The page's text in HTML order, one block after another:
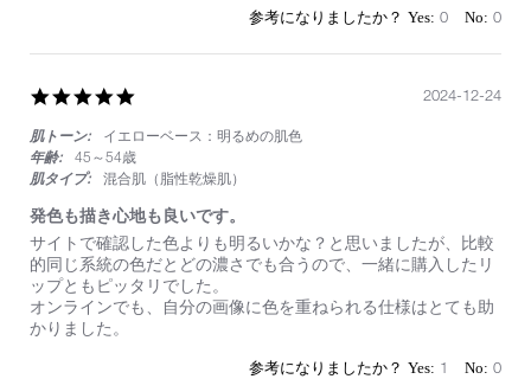
Feb
や
い
す
0 0
rating
肌トーン:
イエローベース：明るめの肌色
年齢:
45～54歳
肌タイプ:
混合肌（脂性乾燥肌）
発色も描き心地も良いです。
Review
by
on
24
Dec
2024
review
stating
発
色
も
描
サイトで確認した色よりも明るいかな？と思いましたが、比較
的同じ系統の色だとどの濃さでも合うので、一緒に購入したリ
ップともピッタリでした。
オンラインでも、自分の画像に色を重ねられる仕様はとても助
かりました。
2024-12-24
1 0